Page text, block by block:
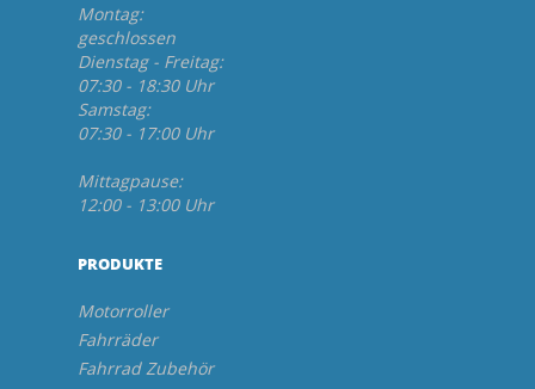
Montag:
geschlossen
Dienstag - Freitag:
07:30 - 18:30 Uhr
Samstag:
07:30 - 17:00 Uhr
Mittagpause:
12:00 - 13:00 Uhr
PRODUKTE
Motorroller
Fahrräder
Fahrrad Zubehör